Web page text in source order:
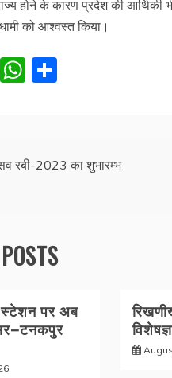
होने के कारण प्रदेश की
को आश्वस्त किया।
T
W
A
रबी-2023 का शुभारम्भ
पर अब